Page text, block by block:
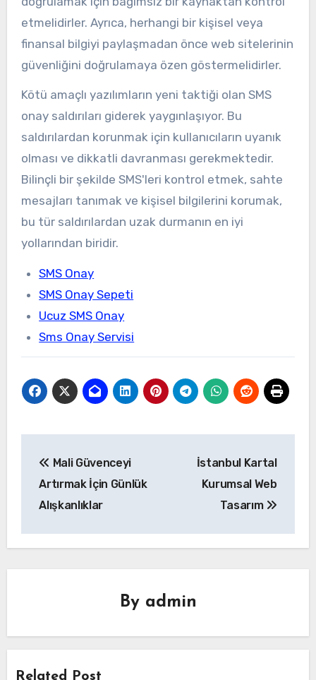
etmelidirler. Ayrıca, herhangi bir kişisel veya
finansal bilgiyi paylaşmadan önce web sitelerinin
güvenliğini doğrulamaya özen göstermelidirler.
Kötü amaçlı yazılımların yeni taktiği olan SMS
onay saldırıları giderek yaygınlaşıyor. Bu
saldırılardan korunmak için kullanıcıların uyanık
olması ve dikkatli davranması gerekmektedir.
Bilinçli bir şekilde SMS'leri kontrol etmek, sahte
mesajları tanımak ve kişisel bilgilerini korumak,
bu tür saldırılardan uzak durmanın en iyi
yollarından biridir.
SMS Onay
SMS Onay Sepeti
Ucuz SMS Onay
Sms Onay Servisi
gezinmesi
Mali Güvenceyi
Artırmak İçin Günlük
Alışkanlıklar
İstanbul Kartal
Kurumsal Web
Tasarım
By admin
Related Post